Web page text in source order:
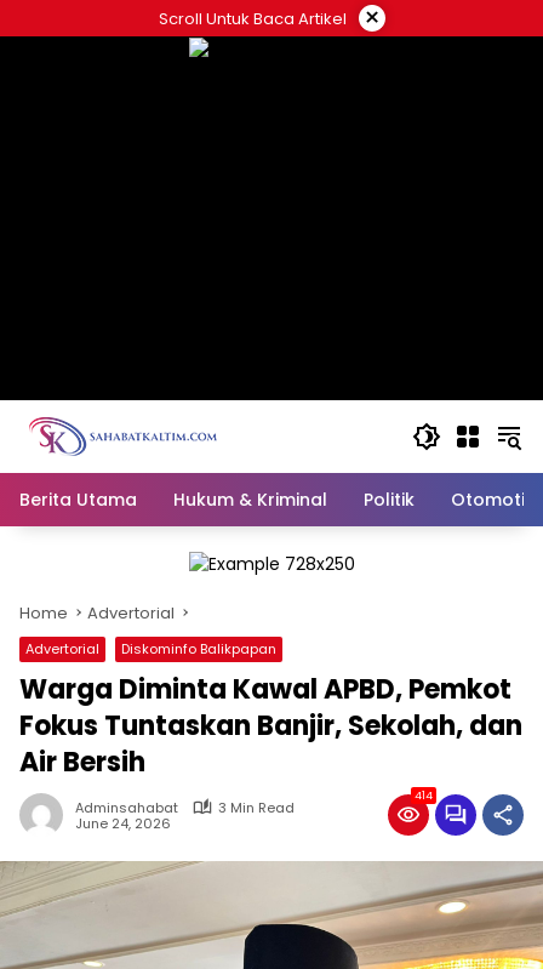
to
Scroll Untuk Baca Artikel ×
Berita Utama Hukum & Kriminal Politik Otomotif
Home Advertorial
Advertorial Diskominfo Balikpapan
Warga Diminta Kawal APBD, Pemkot
Fokus Tuntaskan Banjir, Sekolah, dan
Air Bersih
Adminsahabat
3 Min Read
June 24, 2026
414